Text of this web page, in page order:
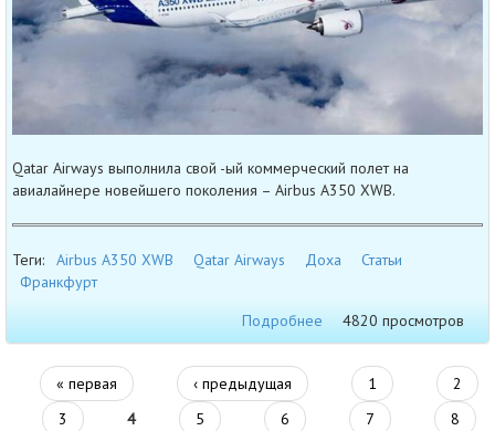
Qatar Airways выполнила свой -ый коммерческий полет на
авиалайнере новейшего поколения – Airbus A350 XWB.
Теги: Airbus A350 XWB Qatar Airways Доха
Статьи
Франкфурт
Подробнее
4820 просмотров
« первая ‹ предыдущая 1
2
3
4 5 6 7
8